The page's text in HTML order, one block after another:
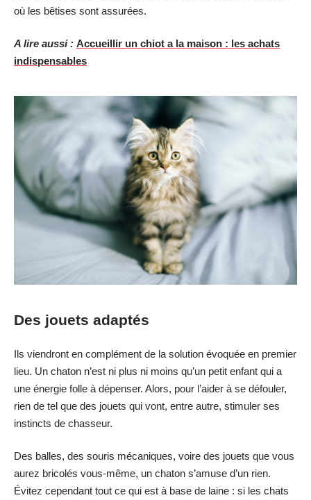
où les bêtises sont assurées.
A lire aussi : Accueillir un chiot a la maison : les achats
indispensables
Des jouets adaptés
Ils viendront en complément de la solution évoquée en premier
lieu. Un chaton n’est ni plus ni moins qu’un petit enfant qui a
une énergie folle à dépenser. Alors, pour l’aider à se défouler,
rien de tel que des jouets qui vont, entre autre, stimuler ses
instincts de chasseur.
Des balles, des souris mécaniques, voire des jouets que vous
aurez bricolés vous-même, un chaton s’amuse d’un rien.
Évitez cependant tout ce qui est à base de laine : si les chats